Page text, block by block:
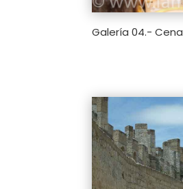
Galería 04.- Cena